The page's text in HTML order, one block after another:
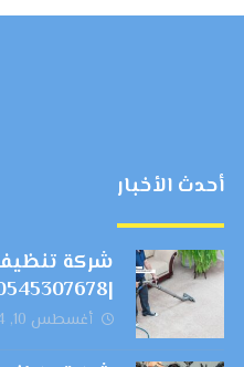
أحدث الأخبار
شركة
|0545307678| الهلال الذهبي
أغسطس 10, 2024